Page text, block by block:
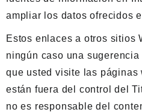
ampliar los datos ofrecidos
Estos enlaces a otros sitios
ningún caso una
que usted visite las páginas
están fuera del control del
no es responsable del